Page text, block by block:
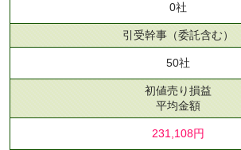
0社
引受幹事 （委託含む）
50社
初値売り損益
平均金額
231,108円